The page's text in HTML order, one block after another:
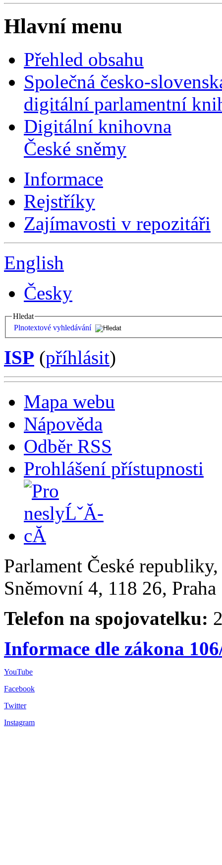
Hlavní menu
Přehled obsahu
Společná česko-
digitální parlamentní
Digitální knihovna
České sněmy
Informace
Rejstříky
Zajímavosti v repozitáři
English
Česky
Hledat
Plnotextové vyhledávání
ISP (příhlásit)
Mapa webu
Nápověda
Odběr RSS
Prohlášení přístupnosti
Parlament České
Sněmovní 4, 118 26,
Telefon na spojovatelku:
Informace dle zákona
YouTube
Facebook
Twitter
Instagram